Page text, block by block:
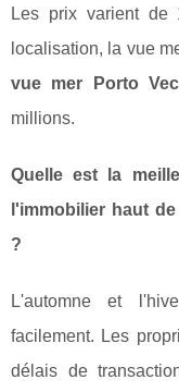
Les prix varient
localisation, la vue
vue mer Porto
millions.
Quelle est la
l'immobilier haut
?
L'automne et
facilement. Les
délais de